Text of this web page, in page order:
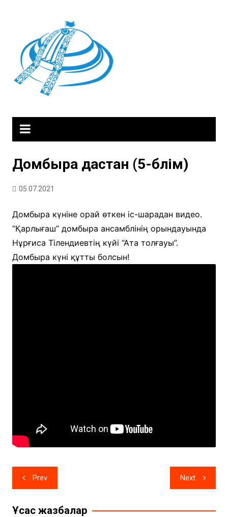
Домбыра дастан (5-бөлім)
05.07.2021
Домбыра күніне орай өткен іс-шарадан видео.
“Қарлығаш” домбыра ансамблінің орындауында
Нұрғиса Тілендиевтің күйі “Ата толғауы”.
Домбыра күні құтты болсын!
Жазба
навигациясы
Prev Next
Ұқсас жазбалар